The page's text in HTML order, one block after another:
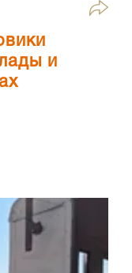
и